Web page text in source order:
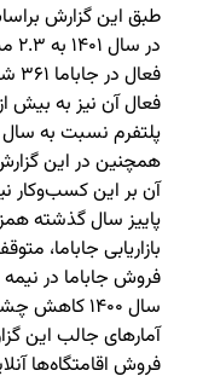
طبق این گزارش
آن بر این کسب‌وکار
پاییز سال گذشته
بازاریابی جاباما،
سال ۱۴۰۰
فروش اقامتگاه‌ها